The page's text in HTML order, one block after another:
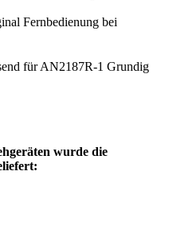
Fernbedienung bei
für AN2187R-1 Grundig
wurde die